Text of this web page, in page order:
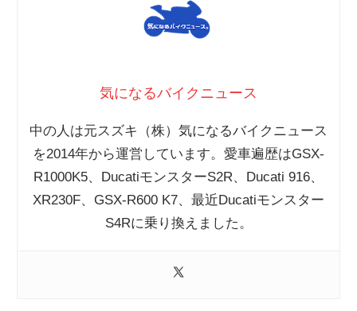
気になるバイクニュース
中の人は元スズキ（株）気になるバイクニュース
を2014年から運営しています。愛車遍歴はGSX-
R1000K5、DucatiモンスターS2R、Ducati 916、
XR230F、GSX-R600 K7、最近Ducatiモンスター
S4Rに乗り換えました。